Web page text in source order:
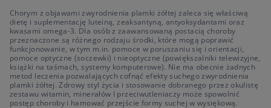
Chorym z objawami zwyrodnienia plamki żółtej zaleca się właściwą
dietę i suplementację luteiną, zeaksantyną, antyoksydantami oraz
kwasami omega-3. Dla osób z zaawansowaną postacią choroby
przeznaczone są różnego rodzaju środki, które mogą poprawić
funkcjonowanie, w tym m.in. pomoce w poruszaniu się i orientacji,
pomoce optyczne (soczewki) i nieoptyczne (powiększalniki telewizyjne,
książki na taśmach, systemy komputerowe). Nie ma obecnie żadnych
metod leczenia pozwalających cofnąć efekty suchego zwyrodnienia
plamki żółtej. Zdrowy styl życia i stosowanie dobranego przez okulistę
zestawu witamin, minerałów I przeciwutleniaczy może spowolnić
postęp choroby i hamować przejście formy suchej w wysiękową.